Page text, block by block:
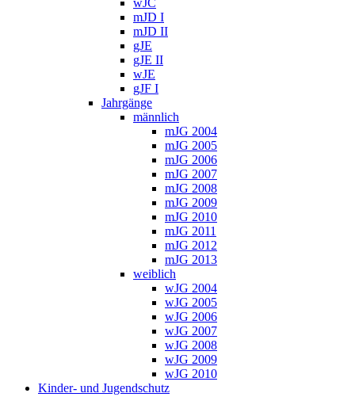
wJC
mJD I
mJD II
gJE
gJE II
wJE
gJF I
Jahrgänge
männlich
mJG 2004
mJG 2005
mJG 2006
mJG 2007
mJG 2008
mJG 2009
mJG 2010
mJG 2011
mJG 2012
mJG 2013
weiblich
wJG 2004
wJG 2005
wJG 2006
wJG 2007
wJG 2008
wJG 2009
wJG 2010
Kinder- und Jugendschutz